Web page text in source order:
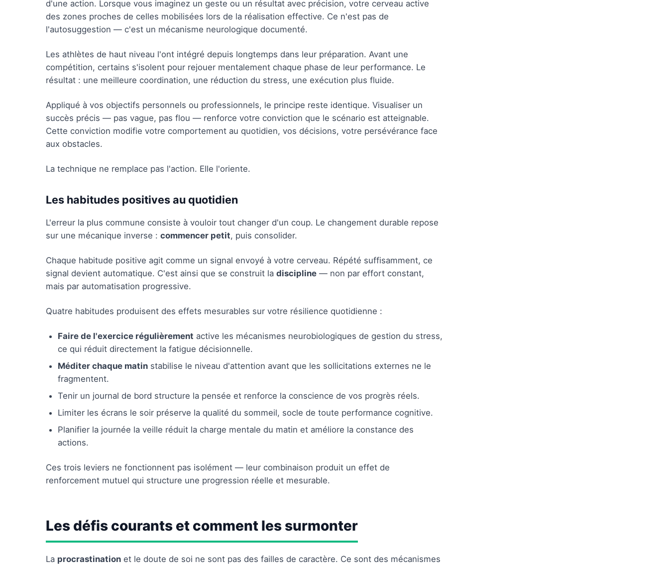
d'une action. Lorsque vous imaginez un geste ou un résultat avec précision, votre cerveau active
des zones proches de celles mobilisées lors de la réalisation effective. Ce n'est pas de
l'autosuggestion — c'est un mécanisme neurologique documenté.
Les athlètes de haut niveau l'ont intégré depuis longtemps dans leur préparation. Avant une
compétition, certains s'isolent pour rejouer mentalement chaque phase de leur performance. Le
résultat : une meilleure coordination, une réduction du stress, une exécution plus fluide.
Appliqué à vos objectifs personnels ou professionnels, le principe reste identique. Visualiser un
succès précis — pas vague, pas flou — renforce votre conviction que le scénario est atteignable.
Cette conviction modifie votre comportement au quotidien, vos décisions, votre persévérance face
aux obstacles.
La technique ne remplace pas l'action. Elle l'oriente.
Les habitudes positives au quotidien
L'erreur la plus commune consiste à vouloir tout changer d'un coup. Le changement durable repose
sur une mécanique inverse : commencer petit, puis consolider.
Chaque habitude positive agit comme un signal envoyé à votre cerveau. Répété suffisamment, ce
signal devient automatique. C'est ainsi que se construit la discipline — non par effort constant,
mais par automatisation progressive.
Quatre habitudes produisent des effets mesurables sur votre résilience quotidienne :
Faire de l'exercice régulièrement active les mécanismes neurobiologiques de gestion du stress,
ce qui réduit directement la fatigue décisionnelle.
Méditer chaque matin stabilise le niveau d'attention avant que les sollicitations externes ne le
fragmentent.
Tenir un journal de bord structure la pensée et renforce la conscience de vos progrès réels.
Limiter les écrans le soir préserve la qualité du sommeil, socle de toute performance cognitive.
Planifier la journée la veille réduit la charge mentale du matin et améliore la constance des
actions.
Ces trois leviers ne fonctionnent pas isolément — leur combinaison produit un effet de
renforcement mutuel qui structure une progression réelle et mesurable.
Les défis courants et comment les surmonter
La procrastination et le doute de soi ne sont pas des failles de caractère. Ce sont des mécanismes